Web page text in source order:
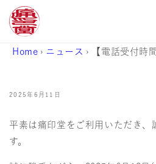
ンツに
進む
Home › ニュース › 【電話受付時
2025年6月11日
平素は痛印堂をご利用いただき、
す。